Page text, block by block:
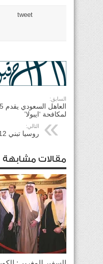
tweet
السابق:
لمكافحة ‘ايبولا’
التالي:
روسيا تبني 12 مفاعلا نوويا في الهند
مقالات مشابهة